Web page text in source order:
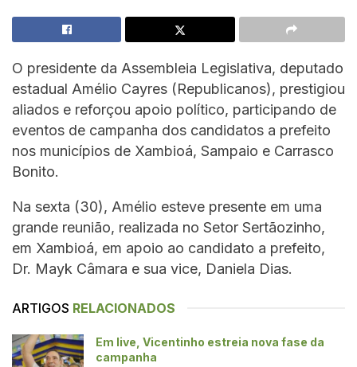
O presidente da Assembleia Legislativa, deputado
estadual Amélio Cayres (Republicanos), prestigiou
aliados e reforçou apoio político, participando de
eventos de campanha dos candidatos a prefeito
nos municípios de Xambioá, Sampaio e Carrasco
Bonito.
Na sexta (30), Amélio esteve presente em uma
grande reunião, realizada no Setor Sertãozinho,
em Xambioá, em apoio ao candidato a prefeito,
Dr. Mayk Câmara e sua vice, Daniela Dias.
ARTIGOS RELACIONADOS
Em live, Vicentinho estreia nova fase da
campanha